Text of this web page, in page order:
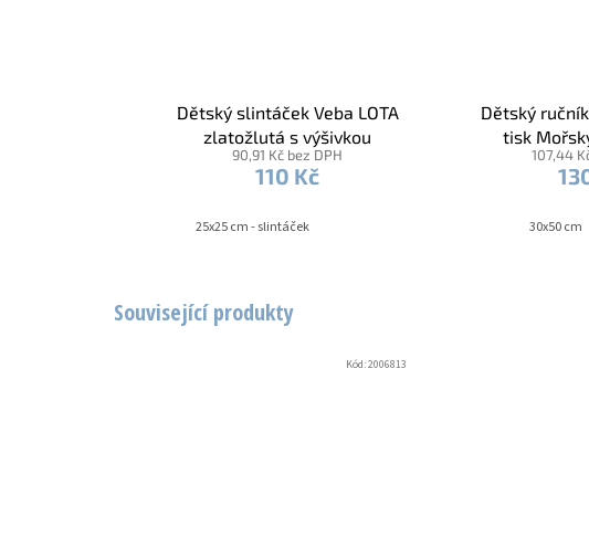
Související produkty
Kód:2006813
Dětský slintáček Veba LOTA
zlatožlutá s výšivkou
Pastelka žlutá lemovka
90,91 Kč bez DPH
110 Kč
25x25 cm - slintáček
Dětský
tisk
107,44
30x50 cm